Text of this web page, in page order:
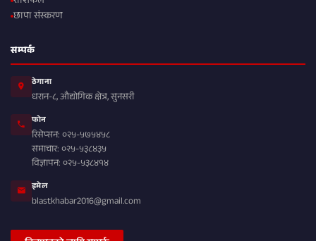
छापा संस्करण
सम्पर्क
ठेगाना
धरान-८, औद्योगिक क्षेत्र, सुनसरी
फोन
रिसेप्सन: ०२५-५७५४५८
समाचार: ०२५-५३८४३५
विज्ञापन: ०२५-५३८४१४
इमेल
blastkhabar2016@gmail.com